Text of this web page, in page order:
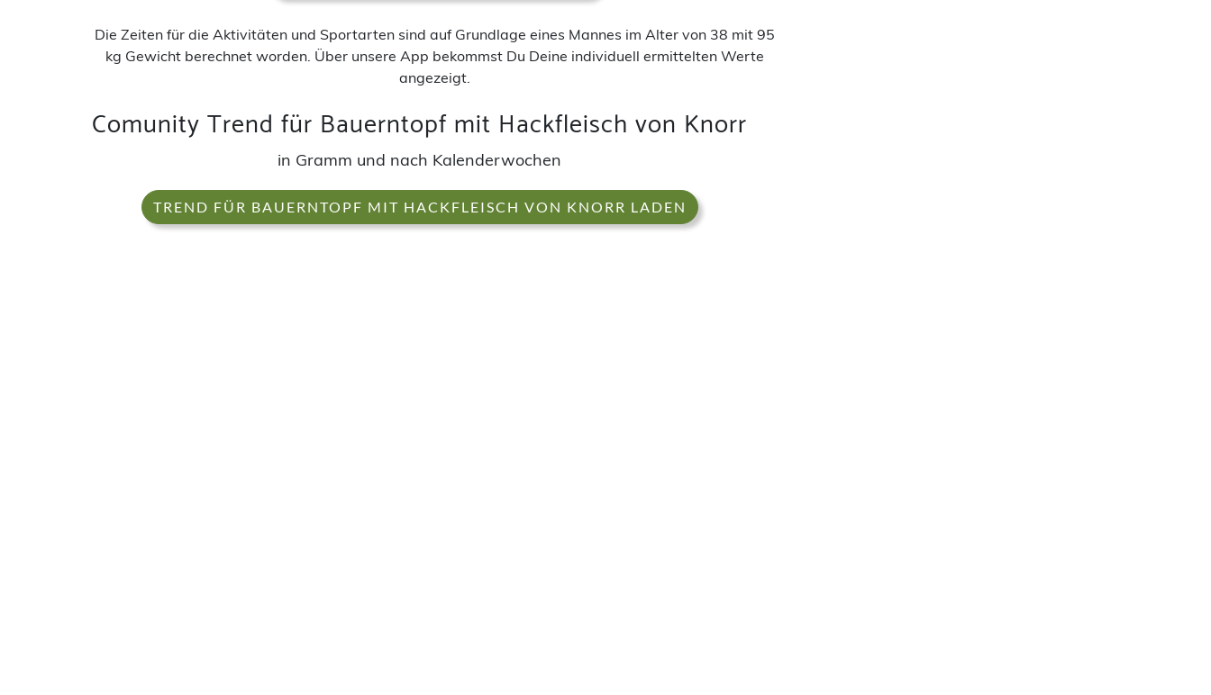
Die Zeiten für die Aktivitäten und Sportarten sind auf Grundlage eines Mannes im Alter von 38 mit 95
kg Gewicht berechnet worden. Über unsere App bekommst Du Deine individuell ermittelten Werte
angezeigt.
Comunity Trend für Bauerntopf mit Hackfleisch von Knorr
in Gramm und nach Kalenderwochen
TREND FÜR BAUERNTOPF MIT HACKFLEISCH VON KNORR LADEN